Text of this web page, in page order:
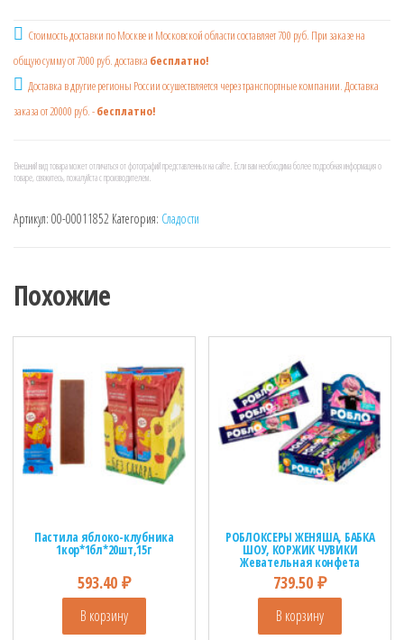
Стоимость доставки по Москве и Московской области составляет 700 руб. При заказе на
общую сумму от 7000 руб. доставка бесплатно!
Доставка в другие регионы России осушествляется через транспортные компании. Доставка
заказа от 20000 руб. -бесплатно!
Внешний вид товара может отличаться от фотографий представленных на сайте. Если вам необходима более подробная информация о
товаре, свяжитесь, пожалуйста с производителем.
Артикул: 00-00011852 Категория: Сладости
Похожие
Пастила яблоко-клубника
1кор*1бл*20шт,15г
593.40 ₽
В корзину
РОБЛОКСЕРЫ ЖЕНЯША, БАБКА
ШОУ, КОРЖИК ЧУВИКИ
Жевательная конфета
1кор*12бл*50шт, 10г.
739.50₽
В корзину